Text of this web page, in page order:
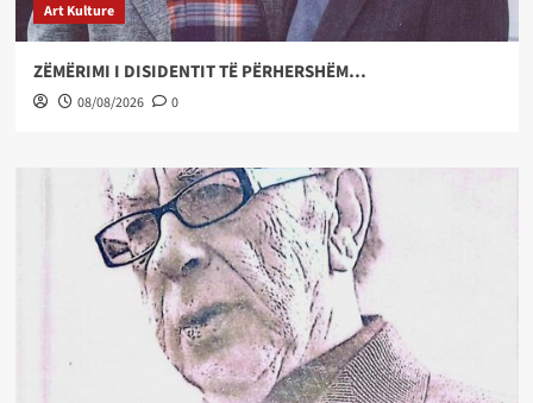
Art Kulture
ZËMËRIMI I DISIDENTIT TË PËRHERSHËM…
08/08/2026 0